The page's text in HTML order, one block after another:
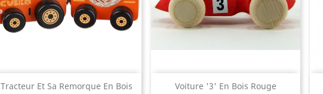
(1 avis)
Tracteur Et Sa Remorque En Bois
Aperçu rapide Voiture '3' En Bois Rouge
Aperçu rapide